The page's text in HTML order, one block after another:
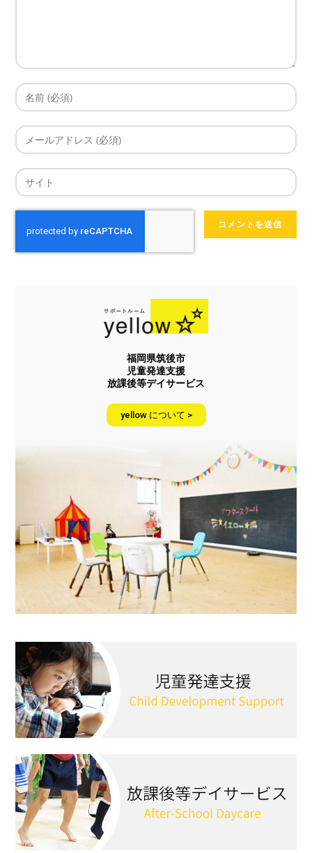
福岡県筑後市
児童発達支援
放課後等デイサービス
yellow について >